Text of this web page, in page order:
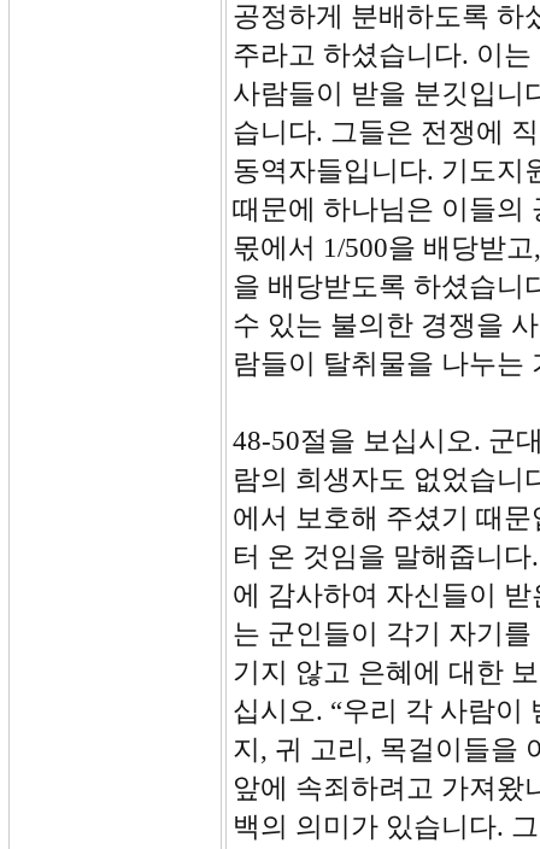
공정하게 분배하도록 하
주라고 하셨습니다. 이
사람들이 받을 분깃입니
습니다. 그들은 전쟁에
동역자들입니다. 기도지
때문에 하나님은 이들의
몫에서 1/500을 배당받
을 배당받도록 하셨습니
수 있는 불의한 경쟁을
람들이 탈취물을 나누는
48-50절을 보십시오. 군
람의 희생자도 없었습니
에서 보호해 주셨기 때
터 온 것임을 말해줍니
에 감사하여 자신들이
는 군인들이 각기 자기
기지 않고 은혜에 대한
십시오. “우리 각 사람이
지, 귀 고리, 목걸이들을
앞에 속죄하려고 가져왔
백의 의미가 있습니다.